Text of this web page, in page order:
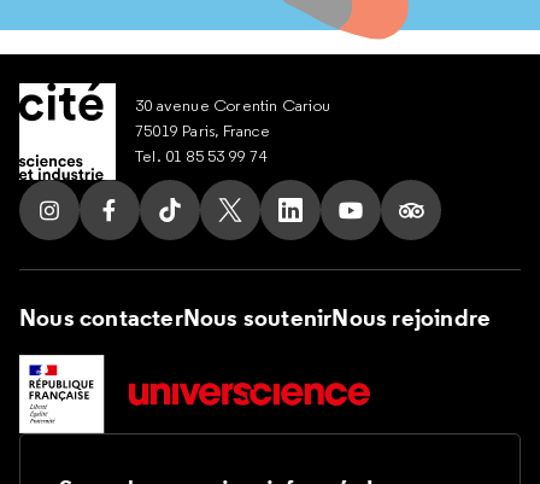
30 avenue Corentin Cariou
75019 Paris, France
Tel. 01 85 53 99 74
Suivez nous sur Instagram
Suivez nous sur Facebook
Suivez nous sur Tik Tok
Suivez nous sur X
Suivez nous sur LinkedIn
Suivez nous sur
Suivez nous
Nous contacterNous soutenirNous rejoindre